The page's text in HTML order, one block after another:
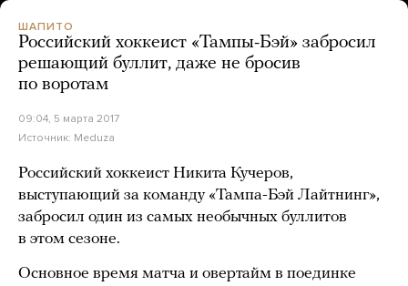
ШАПИТО
Российский хоккеист «Тампы-Бэй» забросил
решающий буллит, даже не бросив
по воротам
09:04, 5 марта 2017
Источник: Meduza
Российский хоккеист Никита Кучеров,
выступающий за команду «Тампа-Бэй Лайтнинг»,
забросил один из самых необычных буллитов
в этом сезоне.
Основное время матча и овертайм в поединке